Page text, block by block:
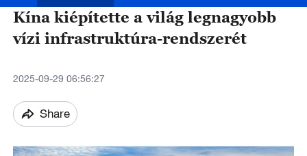
Kína kiépítette a világ legnagyobb
vízi infrastruktúra-rendszerét
2025-09-29 06:56:27
Share